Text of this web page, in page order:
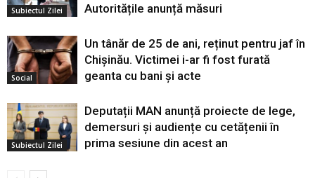
Subiectul Zilei Autoritățile anunță măsuri
Social
Un tânăr de 25 de ani, reținut pentru jaf în
Chișinău. Victimei i-ar fi fost furată
geanta cu bani și acte
Subiectul Zilei
Deputații MAN anunță proiecte de lege,
demersuri și audiențe cu cetățenii în
prima sesiune din acest an